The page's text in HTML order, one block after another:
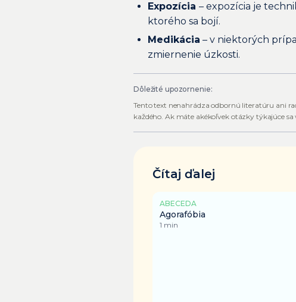
Expozícia – expozícia je
ktorého sa bojí.
Medikácia – v niektorých
zmiernenie úzkosti.
Dôležité upozornenie:
Tento text nenahrádza odbornú literatúru ani
každého. Ak máte akékoľvek otázky týkajúce
Čítaj ďalej
ABECEDA
Agorafóbia
1 min